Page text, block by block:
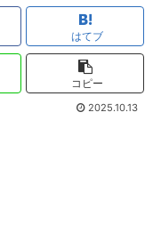
はてブ
コピー
2025.10.13